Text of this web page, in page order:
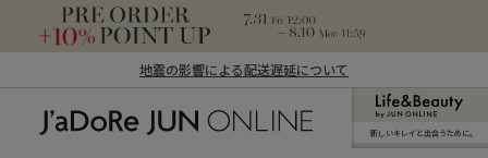
地震の影響による配送遅延について
新しいキレイと出合うために。